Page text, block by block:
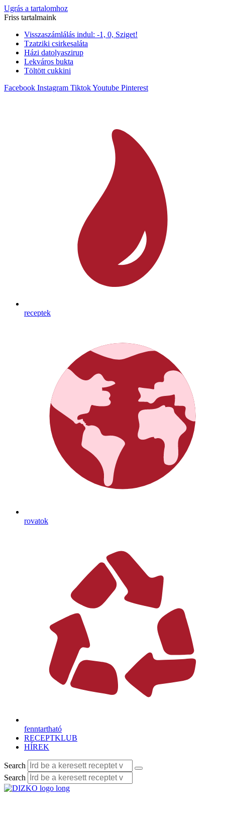
Ugrás a tartalomhoz
Friss tartalmaink
Visszaszámlálás indul: -1, 0, Sziget!
Tzatziki csirkesaláta
Házi datolyaszirup
Lekváros bukta
Töltött cukkini
Facebook Instagram TiktokYoutube Pinterest
receptek
rovatok
fenntartható
RECEPTKLUB
HÍREK
Search
Search